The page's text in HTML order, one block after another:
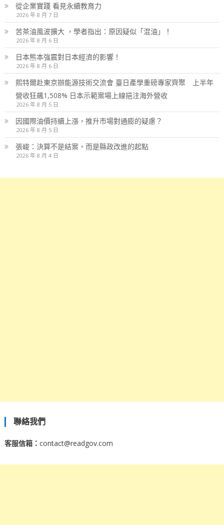
從企業實踐 看見永續教育力
2026 年 8 月 7 日
苦茶油風波擴大 ，學者指出：原因疑似「混油」！
2026 年 8 月 6 日
日本熊本強震對日本經濟的影響！
2026 年 8 月 6 日
熙特爾赴東京辦能源技術交流會 臺日產學重磅專家齊聚 上半年
營收狂飆1,508% 日本示範案場上線挹注海外營收
2026 年 8 月 5 日
因國際油價持續上漲，推升市場對通膨的疑慮？
2026 年 8 月 5 日
張峻：決算不是結案，而是縣政改進的起點
2026 年 8 月 4 日
聯絡我們
客服信箱： contact@readgov.com